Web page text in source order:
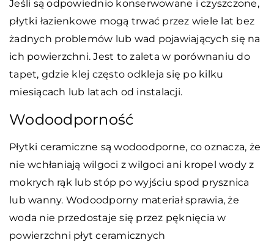
Jeśli są odpowiednio konserwowane i czyszczone,
płytki łazienkowe mogą trwać przez wiele lat bez
żadnych problemów lub wad pojawiających się na
ich powierzchni. Jest to zaleta w porównaniu do
tapet, gdzie klej często odkleja się po kilku
miesiącach lub latach od instalacji.
Wodoodporność
Płytki ceramiczne są wodoodporne, co oznacza, że
nie wchłaniają wilgoci z wilgoci ani kropel wody z
mokrych rąk lub stóp po wyjściu spod prysznica
lub wanny. Wodoodporny materiał sprawia, że
woda nie przedostaje się przez pęknięcia w
powierzchni płyt ceramicznych